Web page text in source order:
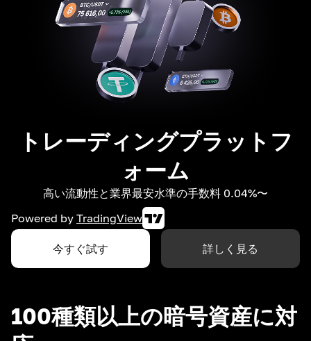
トレーディングプラットフ
ォーム
高い流動性と業界最安水準の手数料 0.04%〜
Powered by TradingView
今すぐ試す 詳しく見る
100種類以上の暗号資産に対